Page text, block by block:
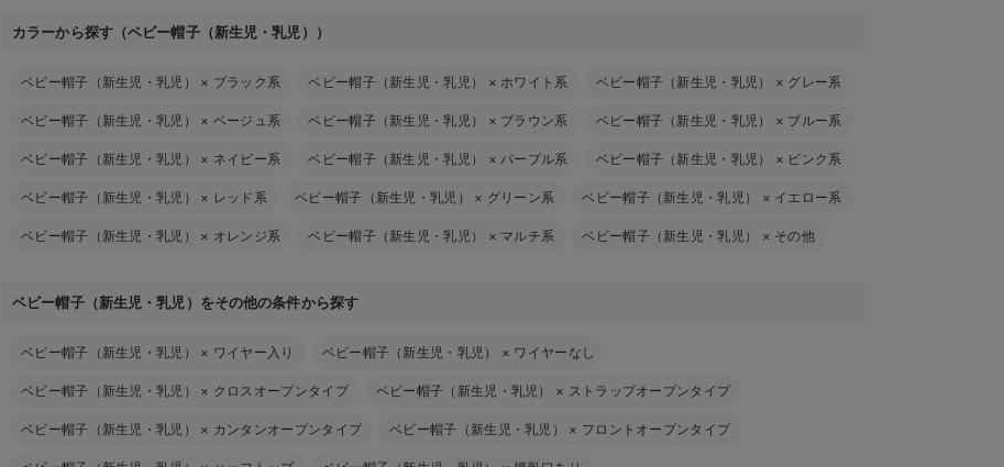
カラーから探す（ベビー帽子（新生児・乳児））
ベビー帽子（新生児・乳児） × ブラック系 ベビー帽子（新生児・乳児） × ホワイト系 ベビー帽子（新生児・乳児） × グレー系
ベビー帽子（新生児・乳児） × ベージュ系 ベビー帽子（新生児・乳児） × ブラウン系 ベビー帽子（新生児・乳児） × ブルー系
ベビー帽子（新生児・乳児） × ネイビー系 ベビー帽子（新生児・乳児） × パープル系 ベビー帽子（新生児・乳児） × ピンク系
ベビー帽子（新生児・乳児） × レッド系 ベビー帽子（新生児・乳児） × グリーン系 ベビー帽子（新生児・乳児） × イエロー系
ベビー帽子（新生児・乳児） × オレンジ系 ベビー帽子（新生児・乳児） × マルチ系 ベビー帽子（新生児・乳児） × その他
ベビー帽子（新生児・乳児）をその他の条件から探す
ベビー帽子（新生児・乳児） × ワイヤー入り ベビー帽子（新生児・乳児） × ワイヤーなし
ベビー帽子（新生児・乳児） × クロスオープンタイプ ベビー帽子（新生児・乳児） × ストラップオープンタイプ
ベビー帽子（新生児・乳児） × カンタンオープンタイプ ベビー帽子（新生児・乳児） × フロントオープンタイプ